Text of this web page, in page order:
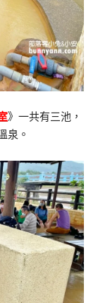
》一共有三池，
泉。